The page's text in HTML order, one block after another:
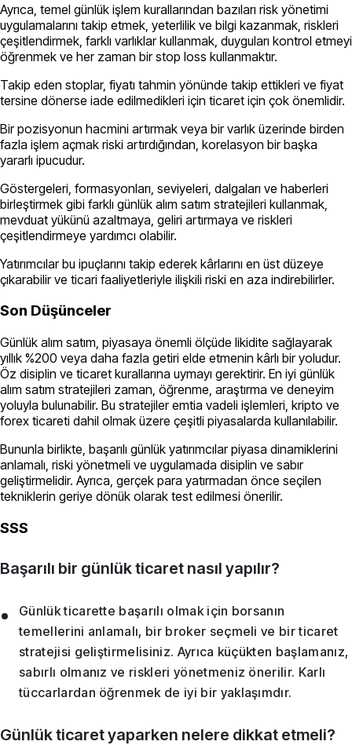
Ayrıca, temel günlük işlem kurallarından bazıları risk yönetimi
uygulamalarını takip etmek, yeterlilik ve bilgi kazanmak, riskleri
çeşitlendirmek, farklı varlıklar kullanmak, duyguları kontrol etmeyi
öğrenmek ve her zaman bir stop loss kullanmaktır.
Takip eden stoplar, fiyatı tahmin yönünde takip ettikleri ve fiyat
tersine dönerse iade edilmedikleri için ticaret için çok önemlidir.
Bir pozisyonun hacmini artırmak veya bir varlık üzerinde birden
fazla işlem açmak riski artırdığından, korelasyon bir başka
yararlı ipucudur.
Göstergeleri, formasyonları, seviyeleri, dalgaları ve haberleri
birleştirmek gibi farklı günlük alım satım stratejileri kullanmak,
mevduat yükünü azaltmaya, geliri artırmaya ve riskleri
çeşitlendirmeye yardımcı olabilir.
Yatırımcılar bu ipuçlarını takip ederek kârlarını en üst düzeye
çıkarabilir ve ticari faaliyetleriyle ilişkili riski en aza indirebilirler.
Son Düşünceler
Günlük alım satım, piyasaya önemli ölçüde likidite sağlayarak
yıllık %200 veya daha fazla getiri elde etmenin kârlı bir yoludur.
Öz disiplin ve ticaret kurallarına uymayı gerektirir. En iyi günlük
alım satım stratejileri zaman, öğrenme, araştırma ve deneyim
yoluyla bulunabilir. Bu stratejiler emtia vadeli işlemleri, kripto ve
forex ticareti dahil olmak üzere çeşitli piyasalarda kullanılabilir.
Bununla birlikte, başarılı günlük yatırımcılar piyasa dinamiklerini
anlamalı, riski yönetmeli ve uygulamada disiplin ve sabır
geliştirmelidir. Ayrıca, gerçek para yatırmadan önce seçilen
tekniklerin geriye dönük olarak test edilmesi önerilir.
SSS
Başarılı bir günlük ticaret nasıl yapılır?
Günlük ticarette başarılı olmak için borsanın
temellerini anlamalı, bir broker seçmeli ve bir ticaret
stratejisi geliştirmelisiniz. Ayrıca küçükten başlamanız,
sabırlı olmanız ve riskleri yönetmeniz önerilir. Karlı
tüccarlardan öğrenmek de iyi bir yaklaşımdır.
Günlük ticaret yaparken nelere dikkat etmeli?